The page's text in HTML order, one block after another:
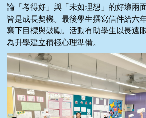
論「考得好」與「未如理想」的好壞兩
皆是成長契機。最後學生撰寫信件給六
寫下目標與鼓勵。活動有助學生以長遠
為升學建立積極心理準備。